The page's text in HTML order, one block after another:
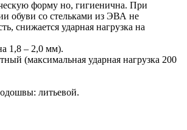
форму но, гигиенична. При
обуви со стельками из ЭВА не
снижается ударная нагрузка на
1,8 – 2,0 мм).
(максимальная ударная нагрузка 200
литьевой.